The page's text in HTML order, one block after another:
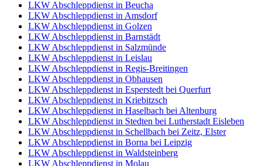
LKW Abschleppdienst in Beucha
LKW Abschleppdienst in Amsdorf
LKW Abschleppdienst in Golzen
LKW Abschleppdienst in Barnstädt
LKW Abschleppdienst in Salzmünde
LKW Abschleppdienst in Leislau
LKW Abschleppdienst in Regis-Breitingen
LKW Abschleppdienst in Obhausen
LKW Abschleppdienst in Esperstedt bei Querfurt
LKW Abschleppdienst in Kriebitzsch
LKW Abschleppdienst in Haselbach bei Altenburg
LKW Abschleppdienst in Stedten bei Lutherstadt Eisleben
LKW Abschleppdienst in Schellbach bei Zeitz, Elster
LKW Abschleppdienst in Borna bei Leipzig
LKW Abschleppdienst in Waldsteinberg
LKW Abschleppdienst in Molau